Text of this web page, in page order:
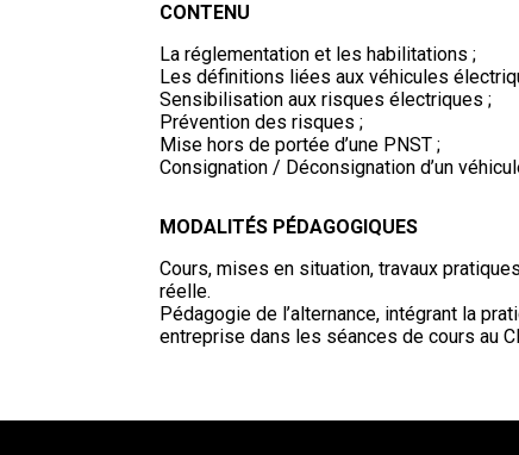
CONTENU
La réglementation et les habilitations ;
Les définitions liées aux véhicules
Sensibilisation aux risques électriques ;
Prévention des risques ;
Mise hors de portée d’une PNST ;
Consignation / Déconsignation d’un
MODALITÉS PÉDAGOGIQUES
Cours, mises en situation, travaux
réelle.
Pédagogie de l’alternance, intégrant la
entreprise dans les séances de cours au